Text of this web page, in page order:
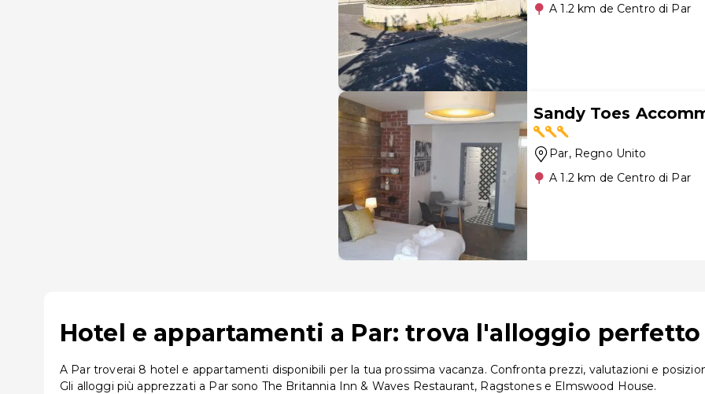
A 1.2 km de Centro di Par
Sandy Toes
Par, Regno Unito
A 1.2 km de Centro di Par
Hotel e appartamenti a Par: trova l'alloggio perfetto
A Par troverai 8 hotel e appartamenti disponibili per la tua prossima vacanza. Confronta prezzi, valutazioni e
Gli alloggi più apprezzati a Par sono The Britannia Inn & Waves Restaurant, Ragstones e Elmswood House.